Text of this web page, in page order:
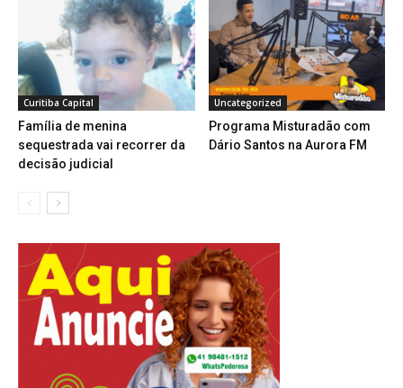
Curitiba Capital
Família de menina
sequestrada vai recorrer da
decisão judicial
Uncategorized
Programa Misturadão com
Dário Santos na Aurora FM